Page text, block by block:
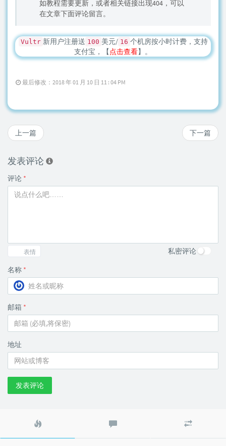
如教程需要更新，或者相关链接出现404，可以
在文章下面评论留言。
Vultr 新用户注册送 100 美元/ 16 个机房按小时计费，支持
支付宝，【 点击查看】。
最后修改：2018 年 01 月 10 日 11 : 04 PM
下一篇
上一篇
发表评论
评论 *
表情 私密评论
名称 *
邮箱 *
地址
发表评论
文
评
文